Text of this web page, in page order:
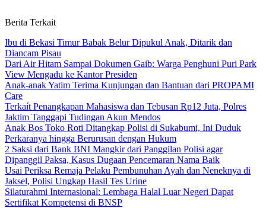
Berita Terkait
Ibu di Bekasi Timur Babak Belur Dipukul Anak, Ditarik dan
Diancam Pisau
Dari Air Hitam Sampai Dokumen Gaib: Warga Penghuni Puri Park
View Mengadu ke Kantor Presiden
Anak-anak Yatim Terima Kunjungan dan Bantuan dari PROPAMI
Care
Terkaít Penangkapan Mahasiswa dan Tebusan Rp12 Juta, Polres
Jaktim Tanggapi Tudingan Akun Mendos
Anak Bos Toko Roti Ditangkap Polisi di Sukabumi, Ini Duduk
Perkaranya hingga Berurusan dengan Hukum
2 Saksi dari Bank BNI Mangkir dari Panggilan Polisi agar
Dipanggil Paksa, Kasus Dugaan Pencemaran Nama Baik
Usai Periksa Remaja Pelaku Pembunuhan Ayah dan Neneknya di
Jaksel, Polisi Ungkap Hasil Tes Urine
Silaturahmi Internasional: Lembaga Halal Luar Negeri Dapat
Sertifikat Kompetensi di BNSP